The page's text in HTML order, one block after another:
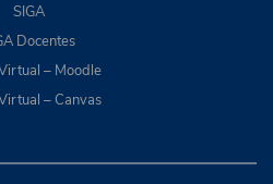
SIGA
Docentes
– Moodle
– Canvas